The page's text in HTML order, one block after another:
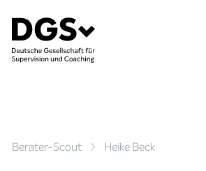
Berater-Scout Heike Beck